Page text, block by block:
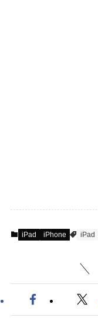
iPad iPhone iPad